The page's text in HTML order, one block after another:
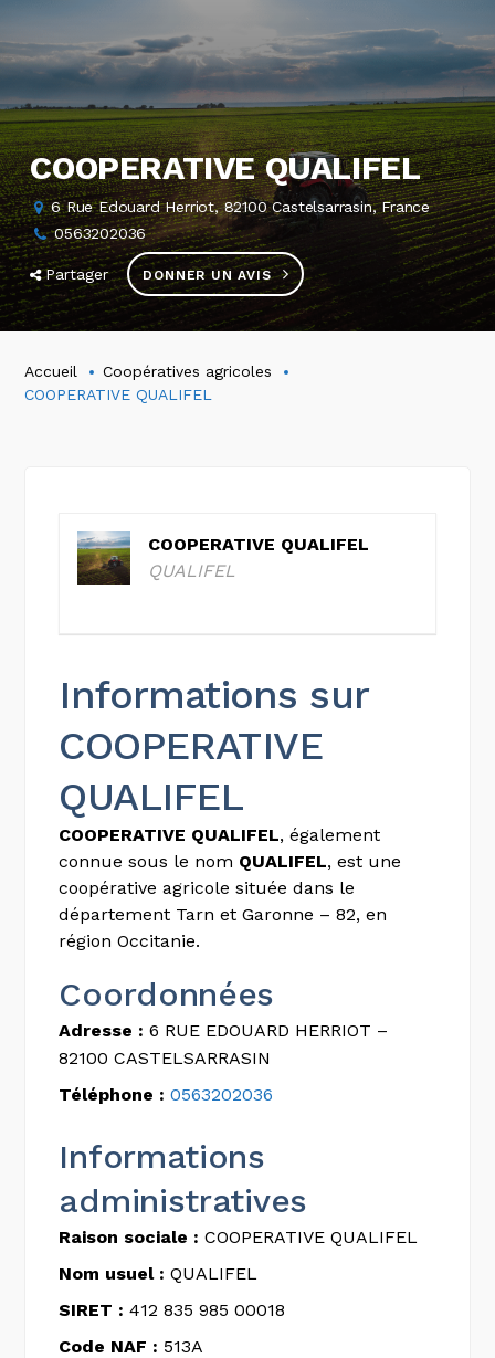
COOPERATIVE QUALIFEL
6 Rue Edouard Herriot, 82100 Castelsarrasin, France
0563202036
Partager DONNER UN AVIS
Accueil
Coopératives agricoles
COOPERATIVE QUALIFEL
COOPERATIVE QUALIFEL
QUALIFEL
Informations sur
COOPERATIVE
QUALIFEL
COOPERATIVE QUALIFEL, également
connue sous le nom QUALIFEL, est une
coopérative agricole située dans le
département Tarn et Garonne – 82, en
région Occitanie.
Coordonnées
Adresse : 6 RUE EDOUARD HERRIOT –
82100 CASTELSARRASIN
Téléphone : 0563202036
Informations
administratives
Raison sociale : COOPERATIVE QUALIFEL
Nom usuel : QUALIFEL
SIRET : 412 835 985 00018
Code NAF : 513A